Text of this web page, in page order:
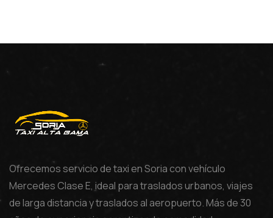
Ofrecemos servicio de taxi en Soria con vehículo
Mercedes Clase E, ideal para traslados urbanos, viajes
de larga distancia y traslados al aeropuerto. Más de 30